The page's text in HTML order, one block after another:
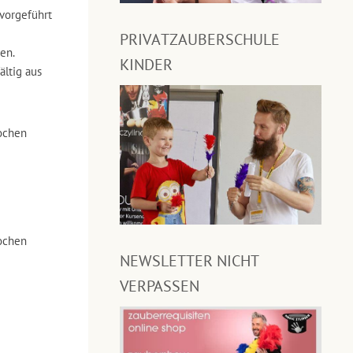
aus
PRIVATZAUBERSCHULE
KINDER
NEWSLETTER NICHT
VERPASSEN